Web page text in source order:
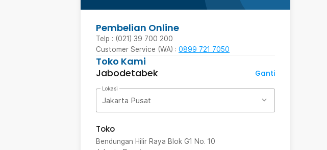
Pembelian Online
Telp : (021) 39 700 200
Customer Service (WA) : 0899 721 7050
Toko Kami
Jabodetabek
Ganti
Lokasi
Jakarta Pusat
Toko
Bendungan Hilir Raya Blok G1 No. 10